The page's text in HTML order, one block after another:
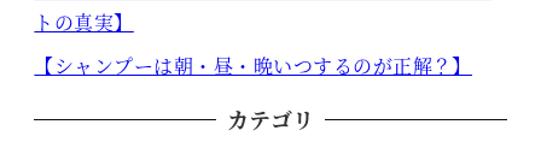
トの真実】
【シャンプーは朝・昼・晩いつするのが正解？】
カテゴリ